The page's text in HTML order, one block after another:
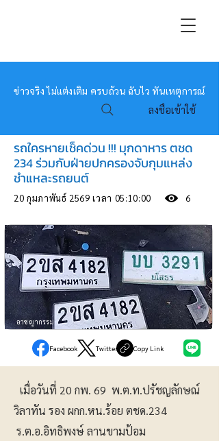
หมอข่าว
ข่าวจริง ไม่แต่งเติม ครบถ้วน ฉับไว ทันเหตุการณ์
ลงชื่อเข้าใช้
รถใครหายเช็คด่วน !!! มุกดาหาร ตชด
234 ร่วมกับฝ่ายปกครองจับกุมแหล่ง
ชำแหละรถยนต์
20 กุมภาพันธ์ 2569 เวลา 05:10:00 6
อาชญากรรม
Facebook Twitter Copy Link
เมื่อวันที่ 20 กพ. 69 พ.ต.ท.ปรัชญลักษณ์
วิลาทัน รอง ผกก.หน.ร้อย ตชด.234
ร.ต.อ.อิทธิพงษ์ ลานขามป้อม